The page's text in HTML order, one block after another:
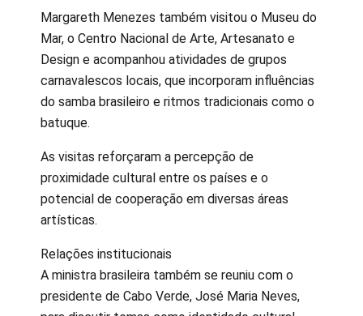
Margareth Menezes também visitou o Museu do
Mar, o Centro Nacional de Arte, Artesanato e
Design e acompanhou atividades de grupos
carnavalescos locais, que incorporam influências
do samba brasileiro e ritmos tradicionais como o
batuque.
As visitas reforçaram a percepção de
proximidade cultural entre os países e o
potencial de cooperação em diversas áreas
artísticas.
Relações institucionais
A ministra brasileira também se reuniu com o
presidente de Cabo Verde, José Maria Neves,